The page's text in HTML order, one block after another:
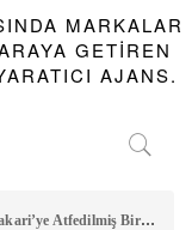
MARKALAR
GETIREN
AJANS.
Bir Müze ve Amiral Mağazası